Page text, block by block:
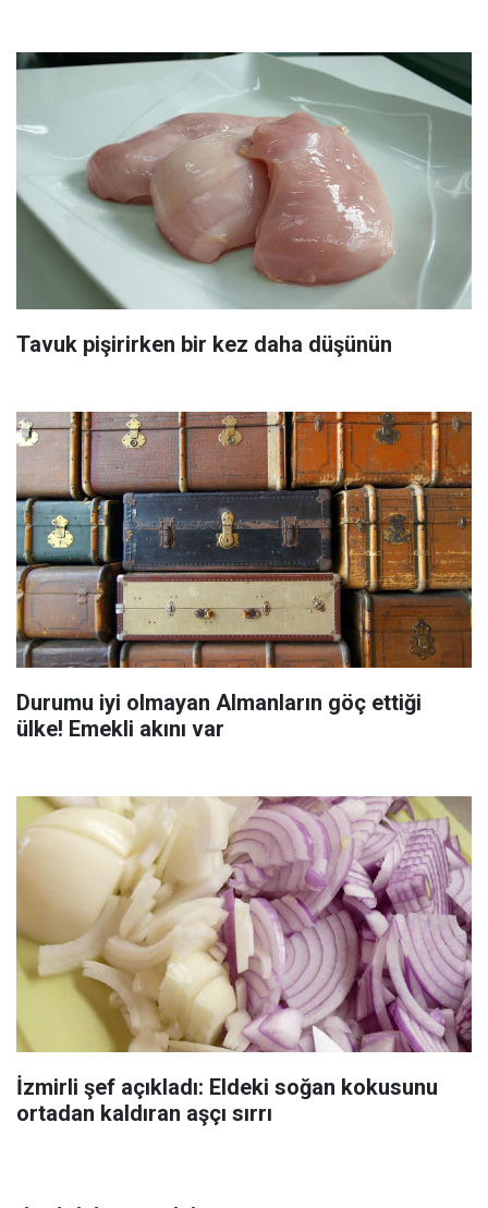
Tavuk pişirirken bir kez daha düşünün
Durumu iyi olmayan Almanların göç ettiği
ülke! Emekli akını var
İzmirli şef açıkladı: Eldeki soğan kokusunu
ortadan kaldıran aşçı sırrı